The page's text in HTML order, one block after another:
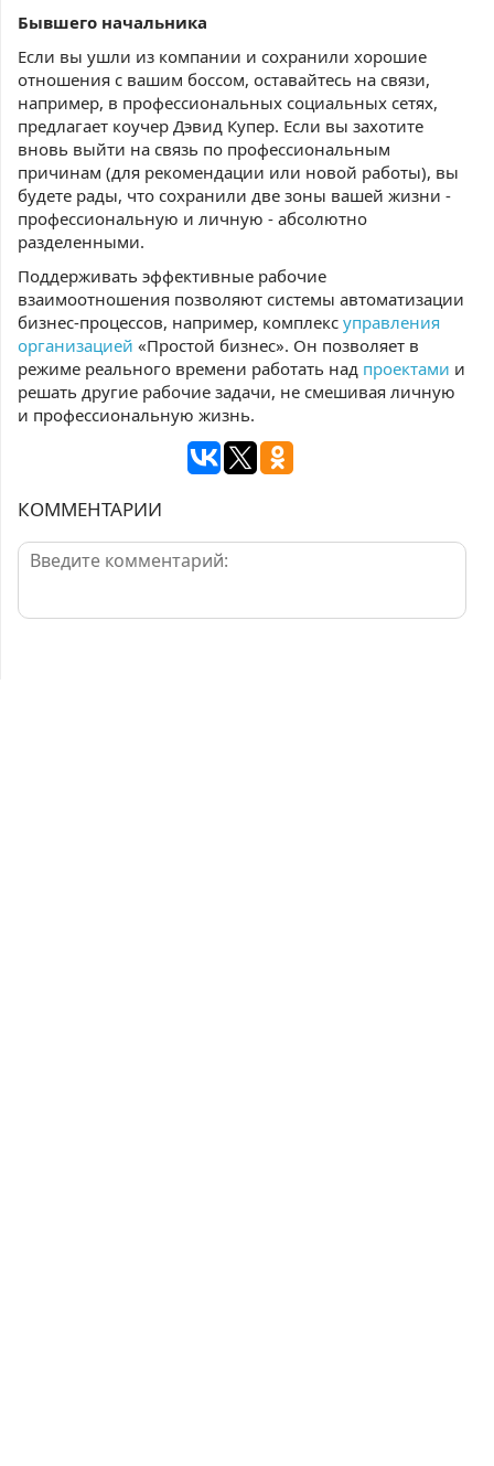
Бывшего начальника
Если вы ушли из компании и сохранили хорошие
отношения с вашим боссом, оставайтесь на связи,
например, в профессиональных социальных сетях,
предлагает коучер Дэвид Купер. Если вы захотите
вновь выйти на связь по профессиональным
причинам (для рекомендации или новой работы), вы
будете рады, что сохранили две зоны вашей жизни -
профессиональную и личную - абсолютно
разделенными.
Поддерживать эффективные рабочие
взаимоотношения позволяют системы автоматизации
бизнес-процессов, например, комплекс управления
организацией «Простой бизнес». Он позволяет в
режиме реального времени работать над проектами и
решать другие рабочие задачи, не смешивая личную
и профессиональную жизнь.
КОММЕНТАРИИ